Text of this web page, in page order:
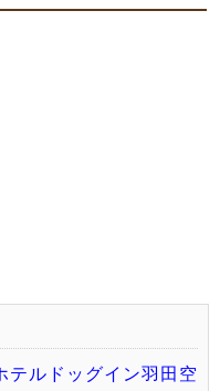
テルドッグイン羽田空